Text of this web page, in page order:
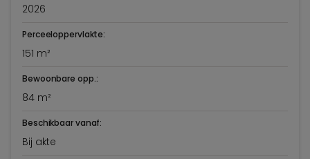
2026
Perceeloppervlakte:
151 m²
Bewoonbare opp.:
84 m²
Beschikbaar vanaf:
Bij akte